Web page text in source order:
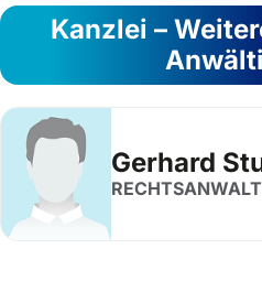
Kanzlei –
Gerhard
RECHTSANWALT